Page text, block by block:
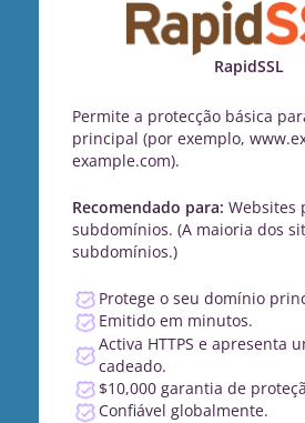
RapidSSL
Permite a protecção básica
principal (por exemplo,
example.com).
Recomendado para: Websites
subdomínios. (A maioria dos
subdomínios.)
Protege o seu domínio
Emitido em minutos.
Activa HTTPS e apresenta
cadeado.
$10,000 garantia de
Confiável globalmente.